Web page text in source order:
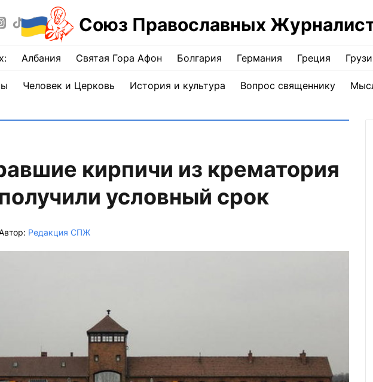
Союз Православных
Албания Святая Гора Афон Болгария Германия Греция
Человек и Церковь История и культура Вопрос священнику
кирпичи из крематория
условный срок
Редакция СПЖ